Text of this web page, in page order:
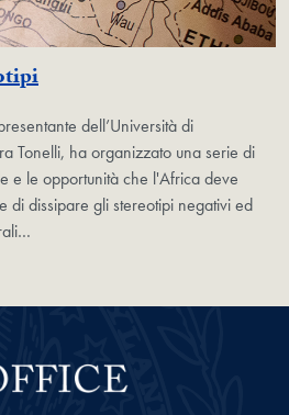
dell’Università di
Tonelli, ha organizzato una serie di
e le opportunità che l'Africa deve
di dissipare gli stereotipi negativi ed